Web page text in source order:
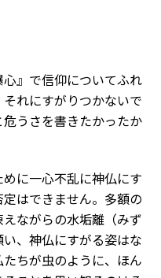
』で信仰についてふれ
れにすがりつかないで
うさを書きたかったか
に一心不乱に神仏にす
はできません。多額の
ながらの水垢離（みず
、神仏にすがる姿はな
ちが虫のように、ほん